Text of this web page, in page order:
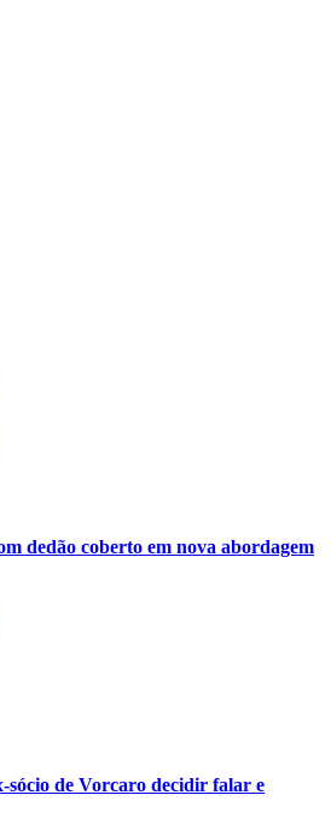
dedão coberto em nova abordagem
sócio de Vorcaro decidir falar e